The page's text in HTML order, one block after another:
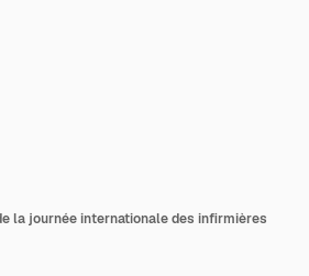
la journée internationale des infirmières